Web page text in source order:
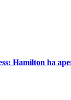
Hamilton ha